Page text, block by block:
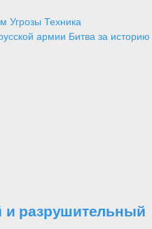
Угрозы Техника
армии Битва за историю
разрушительный